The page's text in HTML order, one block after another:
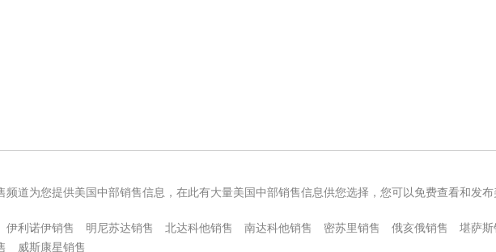
频道为您提供美国中部销售信息，在此有大量美国中部销售信息供您选择，您可以免费查看和发布
伊利诺伊销售 明尼苏达销售 北达科他销售 南达科他销售 密苏里销售 俄亥俄销售 堪萨斯
威斯康星销售